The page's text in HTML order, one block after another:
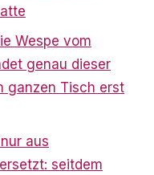
Wespe vom
genau dieser
ganzen Tisch erst
aus
seitdem